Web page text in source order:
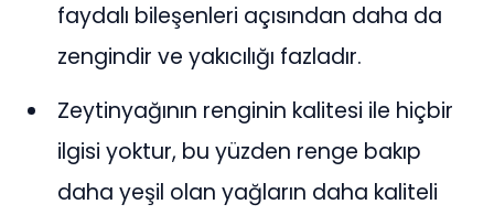
faydalı bileşenleri açısından daha da
zengindir ve yakıcılığı fazladır.
Zeytinyağının renginin kalitesi ile hiçbir
ilgisi yoktur, bu yüzden renge bakıp
daha yeşil olan yağların daha kaliteli